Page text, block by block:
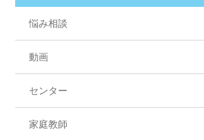
o
k
悩み相談
動画
センター
家庭教師